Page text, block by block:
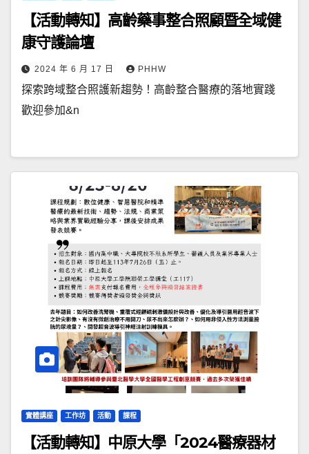
【活動轉知】高齡藥事整合照顧暨全域健
康守護論壇
2024 年 6 月 17 日 PHHW
探索跨域整合照護新趨勢！高齡整合醫療的落地實踐
歡迎參加&n
實體講座 工作坊 活動 課程
【活動轉知】中原大學「2024醫療器材